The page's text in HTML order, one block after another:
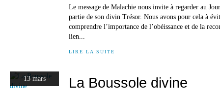
Le message de Malachie nous invite à regarder au
partie de son divin Trésor. Nous avons pour cela à
comprendre l’importance de l’obéissance et de la
lien...
LIRE LA SUITE
13 mars La Boussole divine